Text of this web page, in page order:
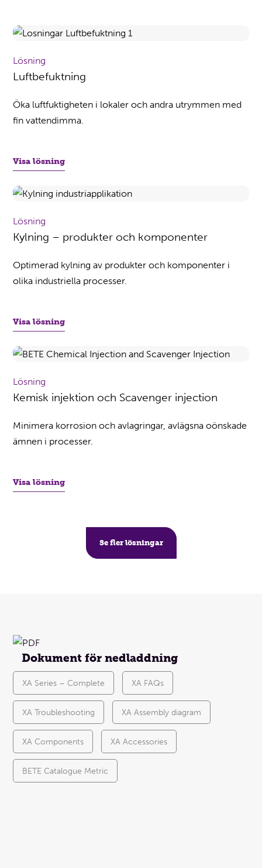
Lösning
Luftbefuktning
Öka luftfuktigheten i lokaler och andra utrymmen med
fin vattendimma.
Visa lösning
Lösning
Kylning – produkter och komponenter
Optimerad kylning av produkter och komponenter i
olika industriella processer.
Visa lösning
Lösning
Kemisk injektion och Scavenger injection
Minimera korrosion och avlagringar, avlägsna oönskade
ämnen i processer.
Visa lösning
Se fler lösningar
Dokument för nedladdning
XA Series – Complete XA FAQs
XA Troubleshooting XA Assembly diagram
XA Components XA Accessories
BETE Catalogue Metric